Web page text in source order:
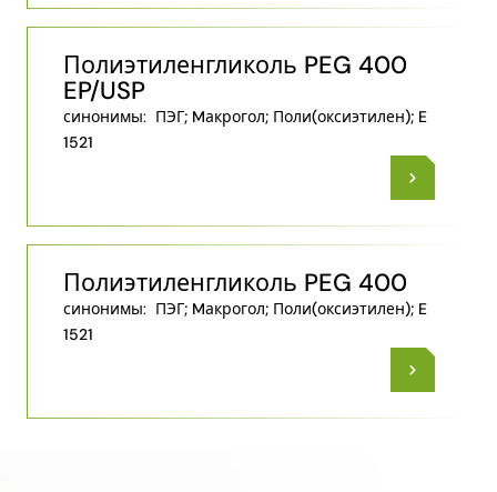
Полиэтиленгликоль PEG 400
EP/USP
синонимы: ПЭГ; Mакрогол; Поли​(оксиэтилен)​; E
1521
Полиэтиленгликоль PEG 400
синонимы: ПЭГ; Mакрогол; Поли​(оксиэтилен)​; E
1521